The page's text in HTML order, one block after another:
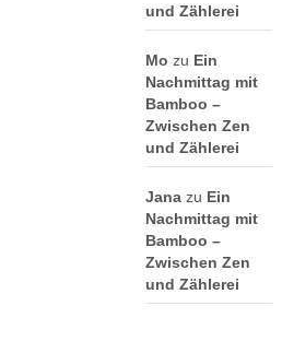
und Zählerei
Mo zu Ein
Nachmittag mit
Bamboo –
Zwischen Zen
und Zählerei
Janazu Ein
Nachmittag mit
Bamboo –
Zwischen Zen
und Zählerei